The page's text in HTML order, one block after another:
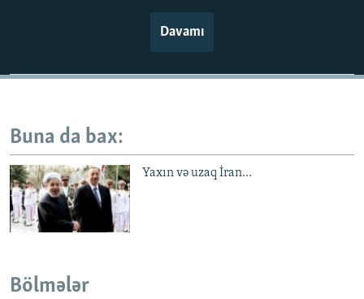
Davamı
Buna da bax:
Yaxın və uzaq İran...
Bölmələr